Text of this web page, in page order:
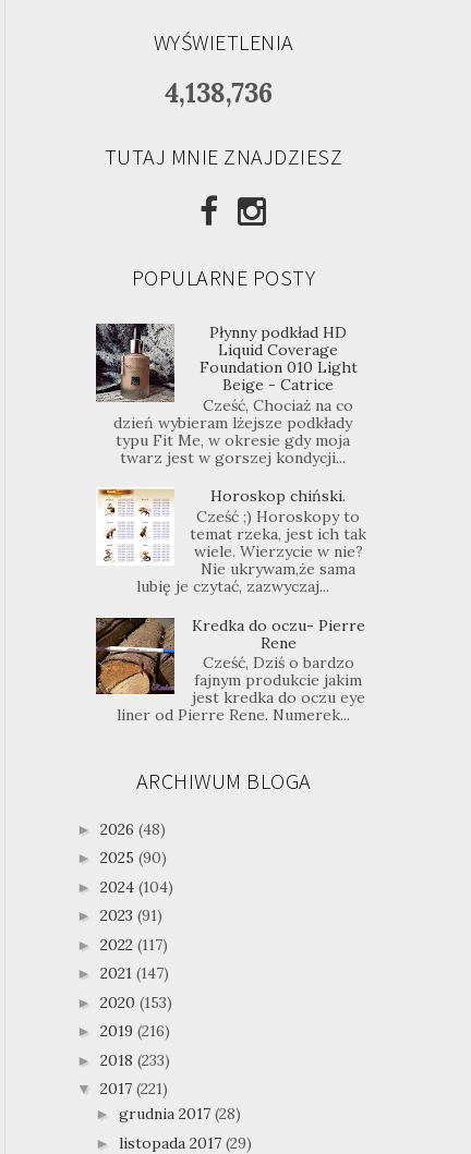
WYŚWIETLENIA
4,138,736
TUTAJ MNIE ZNAJDZIESZ
POPULARNE POSTY
Płynny podkład HD
Liquid Coverage
Foundation 010 Light
Beige - Catrice
Cześć, Chociaż na co
dzień wybieram lżejsze podkłady
typu Fit Me, w okresie gdy moja
twarz jest w gorszej kondycji...
Horoskop chiński.
Cześć ;) Horoskopy to
temat rzeka, jest ich tak
wiele. Wierzycie w nie?
Nie ukrywam,że sama
lubię je czytać, zazwyczaj...
Kredka do oczu- Pierre
Rene
Cześć, Dziś o bardzo
fajnym produkcie jakim
jest kredka do oczu eye
liner od Pierre Rene. Numerek...
ARCHIWUM BLOGA
► 2026 (48)
► 2025 (90)
► 2024 (104)
► 2023 (91)
► 2022 (117)
► 2021 (147)
► 2020 (153)
► 2019 (216)
► 2018 (233)
▼ 2017 (221)
► grudnia 2017 (28)
► listopada 2017 (29)